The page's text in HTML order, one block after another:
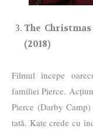
The
(2018)
Filmul începe
familiei Pierce.
Pierce (Darby
tată. Kate crede cu